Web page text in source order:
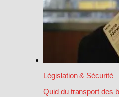
Législation & Sécurité
Quid du transport des